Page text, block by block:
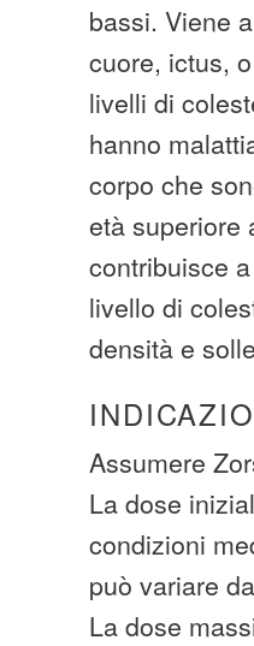
bassi. Viene
cuore, ictus,
livelli di
hanno
corpo che
età superiore
contribuisce
livello di
densità e
Assumere
La dose
condizioni
può variare
La dose